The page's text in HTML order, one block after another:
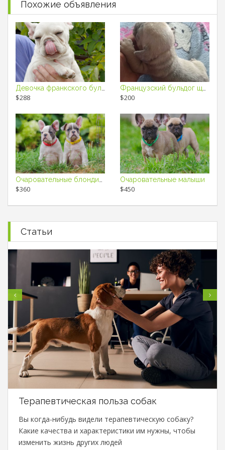
Похожие объявления
$288 $200
$360
Очаровательные малыши
$450
Статьи
Терапевтическая польза собак
Вы когда-нибудь видели терапевтическую собаку?
Какие качества и характеристики им нужны, чтобы
изменить жизнь других людей